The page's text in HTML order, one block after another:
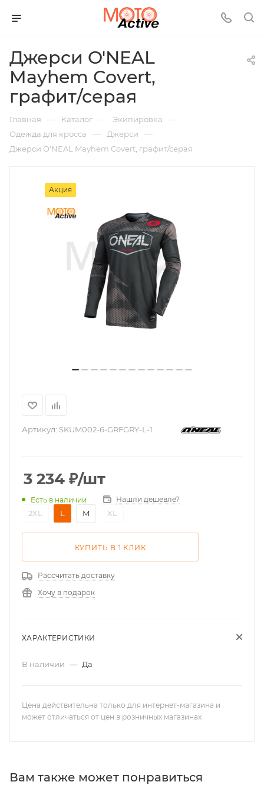
Джерси O'NEAL
Mayhem Covert,
графит/серая
Главная — Каталог — Экипировка —
Одежда для кросса — Джерси —
Джерси O'NEAL Mayhem Covert, графит/серая
Акция
Артикул: SKUM002-6-GRFGRY-L-1
3 234 ₽/шт
Есть в наличии Нашли дешевле?
2XL L M XL
КУПИТЬ В 1 КЛИК
Рассчитать доставку
Хочу в подарок
ХАРАКТЕРИСТИКИ
В наличии — Да
Цена действительна только для интернет-магазина и
может отличаться от цен в розничных магазинах
Вам также может понравиться